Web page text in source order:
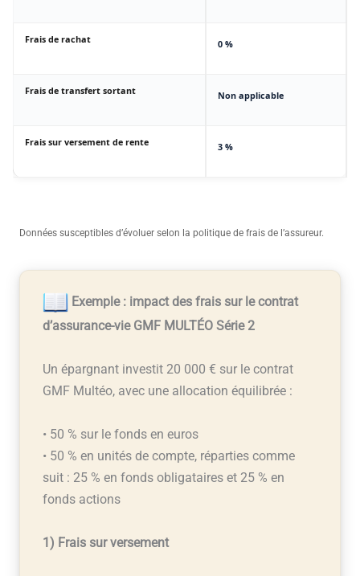
Frais de rachat 0 %
Frais de transfert sortant Non applicable
Frais sur versement de rente 3 %
Données susceptibles d’évoluer selon la politique de frais de l’assureur.
Exemple : impact des frais sur le contrat
d’assurance-vie GMF MULTÉO Série 2
Un épargnant investit 20 000 € sur le contrat
GMF Multéo, avec une allocation équilibrée :
• 50 % sur le fonds en euros
• 50 % en unités de compte, réparties comme
suit : 25 % en fonds obligataires et 25 % en
fonds actions
1) Frais sur versement